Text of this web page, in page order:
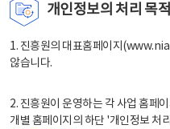
개인정보의 처리 목적
1. 진흥원의 대표홈페이지
않습니다.
2. 진흥원이 운영하는 각 사업 홈페
개별 홈페이지의 하단 '개인정보 처